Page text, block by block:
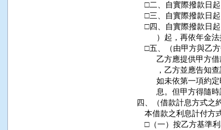
□二、自實際撥
□三、自實際撥款
□四、自實際撥款
）起，
□五、（由
乙方應提供甲
，乙
如未依第一項
息。但甲方
四、（借款
本借款之
□（一）按乙方基準